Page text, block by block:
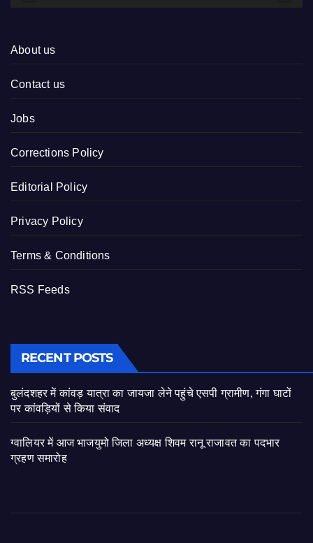
About us
Contact us
Jobs
Corrections Policy
Editorial Policy
Privacy Policy
Terms & Conditions
RSS Feeds
RECENT POSTS
बुलंदशहर में कांवड़ यात्रा का जायजा लेने पहुंचे एसपी ग्रामीण, गंगा घाटों
पर कांवड़ियों से किया संवाद
ग्वालियर में आज भाजयुमो जिला अध्यक्ष शिवम रानू राजावत का पदभार
ग्रहण समारोह